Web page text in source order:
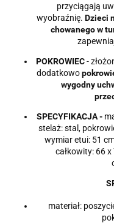
przyciągają
wyobraźnię. Dzieci
chowanego w
POKROWIEC-
dodatkowo
wygodny
SPECYFIKACJA -
stelaż: stal,
wymiar etui: 51
całkowity: 66
materiał: